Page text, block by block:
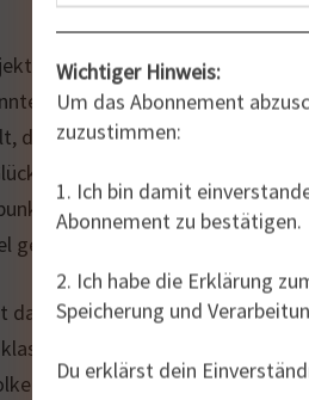
gerade in der Reparatur, so
Aber die Felsenburg
darf ruhig auch mal ohne die
war an diesem Morgen auch
so dass ich mit nur einer
genießen konnte.
eine knappe halbe Stunde
Motiv der
löste sich etwas auf
Wichtiger Hinweis:
Um das Abonnement
zuzustimmen:
1. Ich bin damit
Abonnement zu bestätigen.
2. Ich habe die Erklärung
Speicherung und
Du erklärst dein